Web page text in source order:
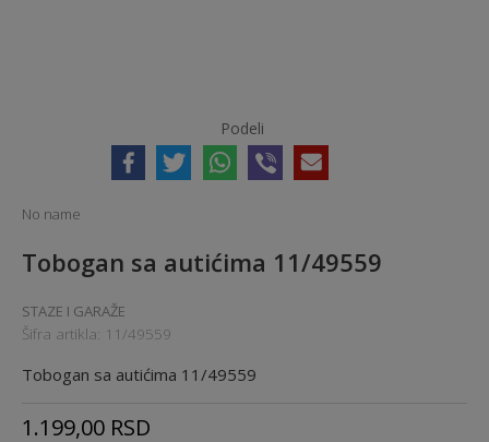
Podeli
No name
Tobogan sa autićima 11/49559
STAZE I GARAŽE
Šifra artikla: 11/49559
Tobogan sa autićima 11/49559
1.199,00 RSD